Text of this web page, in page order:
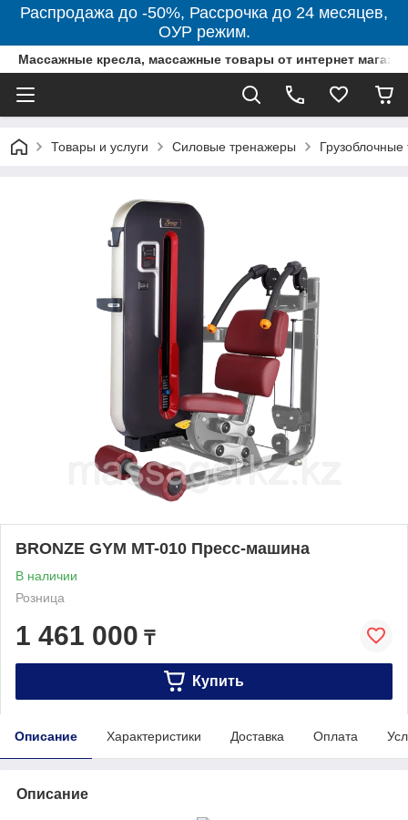
Распродажа до -50%, Рассрочка до 24 месяцев,
ОУР режим.
Массажные кресла, массажные товары от интернет
Товары и услуги Силовые тренажеры
BRONZE GYM MT-010 Пресс-машина
В наличии
Розница
1 461 000 ₸
Купить
Описание Характеристики Доставка Оплата
Описание